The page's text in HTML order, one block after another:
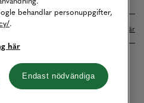
i samarbete med Klarna. Läs mer här
behandlar personuppgifter,
.
här
Endast nödvändiga